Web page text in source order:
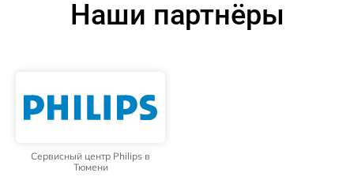
Наши партнёры
Сервисный центр Philips в
Тюмени